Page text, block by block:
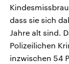
dass sie sich
Jahre alt sind.
Polizeilichen
inzwischen 54